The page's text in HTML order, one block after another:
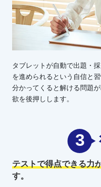
タブレットが自動で出題・
を進められるという自信と
分かってくると解ける問題
欲を後押しします。
3
テストで得点できる力
す。